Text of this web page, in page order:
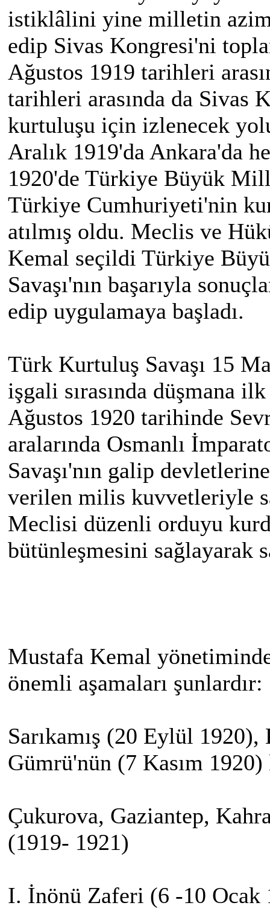
istiklâlini yine milletin azim
edip Sivas Kongresi'ni
Ağustos 1919 tarihleri
tarihleri arasında da Sivas
kurtuluşu için izlenecek
Aralık 1919'da Ankara'da
1920'de Türkiye Büyük
Türkiye Cumhuriyeti'nin
atılmış oldu. Meclis ve
Kemal seçildi Türkiye
Savaşı'nın başarıyla
edip uygulamaya başladı.
Türk Kurtuluş Savaşı 15
işgali sırasında düşmana
Ağustos 1920 tarihinde
aralarında Osmanlı
Savaşı'nın galip
verilen milis kuvvetleriyle
Meclisi düzenli orduyu
bütünleşmesini sağlayarak
Mustafa Kemal
önemli aşamaları şunlardır:
Sarıkamış (20 Eylül
Gümrü'nün (7 Kasım 1920)
Çukurova, Gaziantep,
(1919- 1921)
I. İnönü Zaferi (6 -10 Ocak